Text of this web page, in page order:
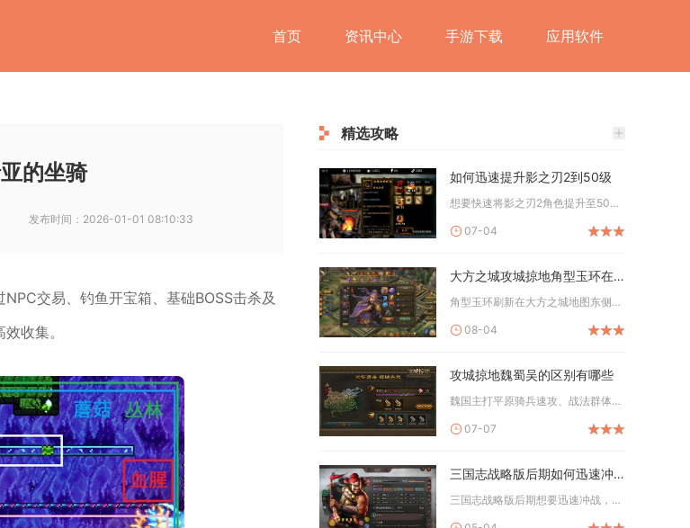
首页 资讯中心 手游下载 应用软件
的坐骑
发布时间： 2026-01-01 08:10:33
交易、钓鱼开宝箱、基础BOSS击杀及
收集。
精选攻略
如何迅速提升影之刃2到50级
想要快速将影之刃2角色提升至50级，核心逻辑是最大化体力利用...
07-04
大方之城攻城掠地角型玉环在哪儿
角型玉环刷新在大方之城地图东侧山谷密室宝箱内，抵达位置需要先...
08-04
攻城掠地魏蜀吴的区别有哪些
魏国主打平原骑兵速攻、战法群体压制，蜀国擅长山地持久作战、单...
07-07
三国志战略版后期如何迅速冲战
三国志战略版后期想要迅速冲战，核心路径是城建优先拉满军事建筑...